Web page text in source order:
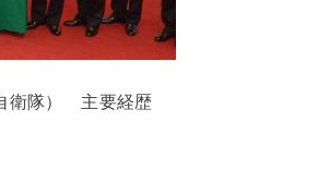
衛隊） 主要経歴